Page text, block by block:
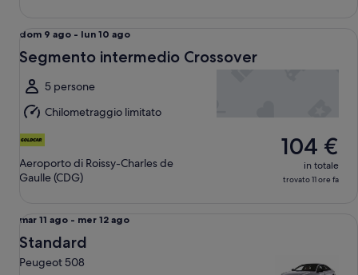
Da
dom
ago
lun
10
dom 9 ago - lun 10 ago
Segmento intermedio Crossover
5 persone
Chilometraggio limitato
Aeroporto di Roissy-Charles de
Gaulle (CDG)
104 €
in totale
trovato 11 ore fa
Da
mar
11
ago
mar 11 ago - mer 12 ago
Standard
Peugeot 508